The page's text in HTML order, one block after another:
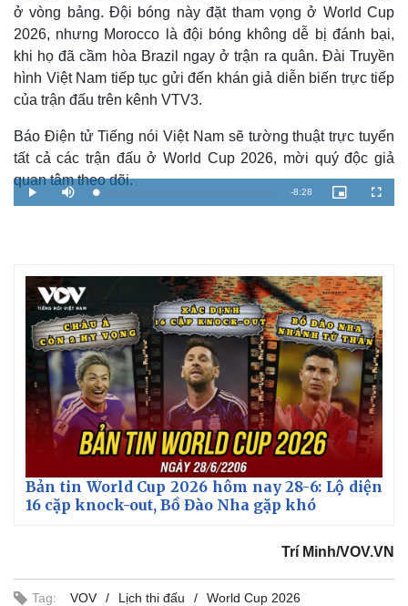
Thế giới
Quan sát
Cuộc sống đó đây
Hồ sơ
Multimedia
Video
Ảnh
ở vòng bảng. Đội bóng này đặt tham vọng ở World Cup
2026, nhưng Morocco là đội bóng không dễ bị đánh bại,
khi họ đã cầm hòa Brazil ngay ở trận ra quân. Đài Truyền
hình Việt Nam tiếp tục gửi đến khán giả diễn biến trực tiếp
của trận đấu trên kênh VTV3.
Báo Điện tử Tiếng nói Việt Nam sẽ tường thuật trực tuyến
tất cả các trận đấu ở World Cup 2026, mời quý độc giả
quan tâm theo dõi.
P
l
M
u
L
o
0
R
i
n
n
g
T
m
-8:28
P
i
n
-
P
i
c
t
u
r
e
F
u
n
Bản tin World Cup 2026 hôm nay 28-6: Lộ diện
16 cặp knock-out, Bồ Đào Nha gặp khó
Trí Minh/VOV.VN
Tag: VOV Lịch thi đấu World Cup 2026